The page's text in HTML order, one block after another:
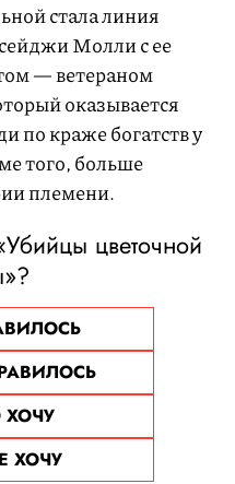
стала линия
Молли с ее
— ветераном
оказывается
по краже богатств у
того, больше
племени.
цветочной
ХОЧУ
ХОЧУ